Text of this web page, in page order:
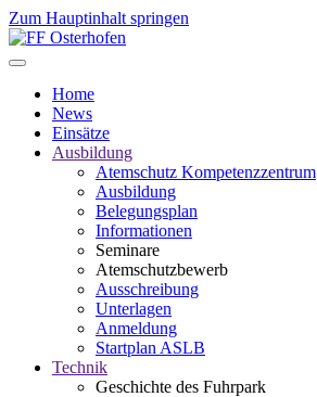
Zum Hauptinhalt springen
Home
News
Einsätze
Ausbildung
Atemschutz Kompetenzzentrum
Ausbildung
Belegungsplan
Informationen
Seminare
Atemschutzbewerb
Ausschreibung
Unterlagen
Anmeldung
Startplan ASLB
Technik
Geschichte des Fuhrpark